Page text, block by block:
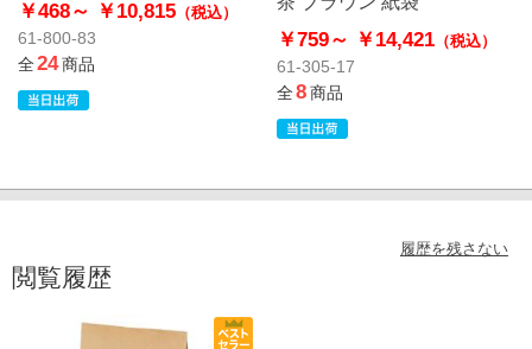
￥468～ ￥10,815 （税込）
61-800-83
全24商品
￥759～ ￥14,421（税込）
61-305-17
全8商品
履歴を残さない
閲覧履歴